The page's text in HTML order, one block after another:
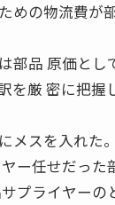
めの物流費が
部品 原価とし
を厳 密に把握
メスを入れた。
ー任せだった
プライヤーの